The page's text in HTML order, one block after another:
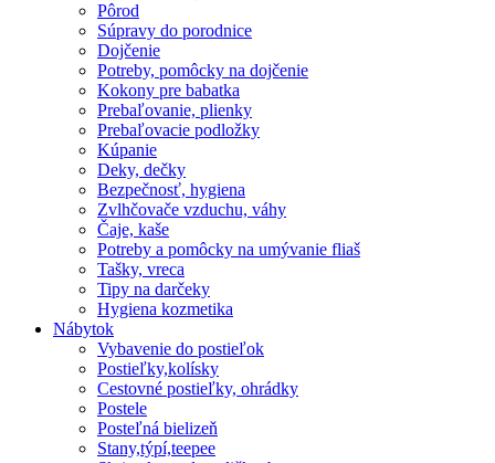
Pôrod
Súpravy do porodnice
Dojčenie
Potreby, pomôcky na dojčenie
Kokony pre babatka
Prebaľovanie, plienky
Prebaľovacie podložky
Kúpanie
Deky, dečky
Bezpečnosť, hygiena
Zvlhčovače vzduchu, váhy
Čaje, kaše
Potreby a pomôcky na umývanie fliaš
Tašky, vreca
Tipy na darčeky
Hygiena kozmetika
Nábytok
Vybavenie do postieľok
Postieľky,kolísky
Cestovné postieľky, ohrádky
Postele
Posteľná bielizeň
Stany,týpí,teepee